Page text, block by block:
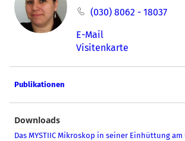
(030) 8062 - 18037
E-Mail
Visitenkarte
Publikationen
Downloads
Das MYSTIIC Mikroskop in seiner Einhüttung